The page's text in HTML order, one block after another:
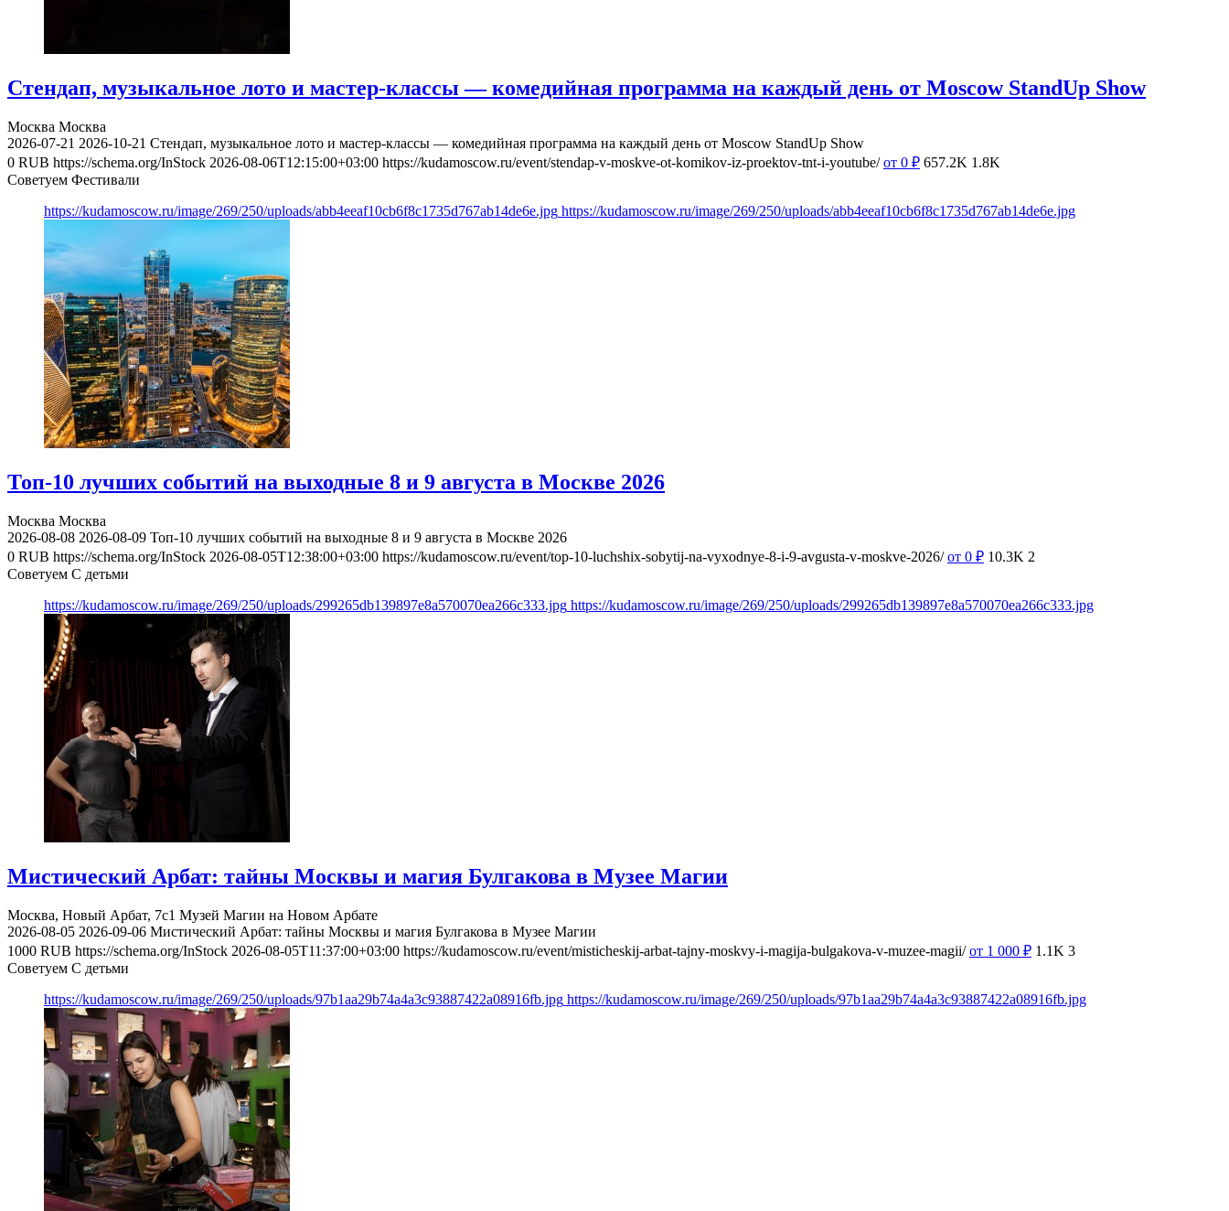
Стендап, музыкальное лото и мастер-классы — комедийная программа на каждый день от Moscow StandUp Show
Москва Москва
2026-07-21 2026-10-21 Стендап, музыкальное лото и мастер-классы — комедийная программа на каждый день от Moscow StandUp Show
0 RUB https://schema.org/InStock 2026-08-06T12:15:00+03:00 https://kudamoscow.ru/event/stendap-v-moskve-ot-komikov-iz-proektov-tnt-i-youtube/ от 0 ₽ 657.2K 1.8K
Советуем Фестивали
https://kudamoscow.ru/image/269/250/uploads/abb4eeaf10cb6f8c1735d767ab14de6e.jpg https://kudamoscow.ru/image/269/250/uploads/abb4eeaf10cb6f8c1735d767ab14de6e.jpg
Топ-10 лучших событий на выходные 8 и 9 августа в Москве 2026
Москва Москва
2026-08-08 2026-08-09 Топ-10 лучших событий на выходные 8 и 9 августа в Москве 2026
0 RUB https://schema.org/InStock 2026-08-05T12:38:00+03:00 https://kudamoscow.ru/event/top-10-luchshix-sobytij-na-vyxodnye-8-i-9-avgusta-v-moskve-2026/ от 0 ₽ 10.3K 2
Советуем С детьми
https://kudamoscow.ru/image/269/250/uploads/299265db139897e8a570070ea266c333.jpg https://kudamoscow.ru/image/269/250/uploads/299265db139897e8a570070ea266c333.jpg
Мистический Арбат: тайны Москвы и магия Булгакова в Музее Магии
Москва, Новый Арбат, 7с1 Музей Магии на Новом Арбате
2026-08-05 2026-09-06 Мистический Арбат: тайны Москвы и магия Булгакова в Музее Магии
1000 RUB https://schema.org/InStock 2026-08-05T11:37:00+03:00 https://kudamoscow.ru/event/misticheskij-arbat-tajny-moskvy-i-magija-bulgakova-v-muzee-magii/ от 1 000 ₽ 1.1K 3
Советуем С детьми
https://kudamoscow.ru/image/269/250/uploads/97b1aa29b74a4a3c93887422a08916fb.jpg https://kudamoscow.ru/image/269/250/uploads/97b1aa29b74a4a3c93887422a08916fb.jpg